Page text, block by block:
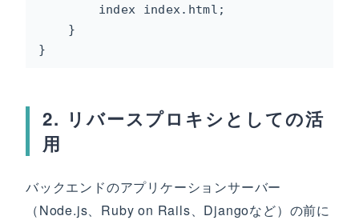
        index index.html;
    }
}
2. リバースプロキシとしての活
用
バックエンドのアプリケーションサーバー
（Node.js、Ruby on Rails、Djangoなど）の前に